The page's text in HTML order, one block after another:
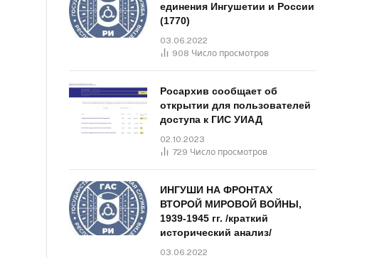
единения Ингушетии и России
(1770)
03.06.2022
908 Число просмотров
Росархив сообщает об
открытии для пользователей
доступа к ГИС УИАД
02.10.2023
729 Число просмотров
ИНГУШИ НА ФРОНТАХ
ВТОРОЙ МИРОВОЙ ВОЙНЫ,
1939-1945 гг. /краткий
исторический анализ/
03.06.2022